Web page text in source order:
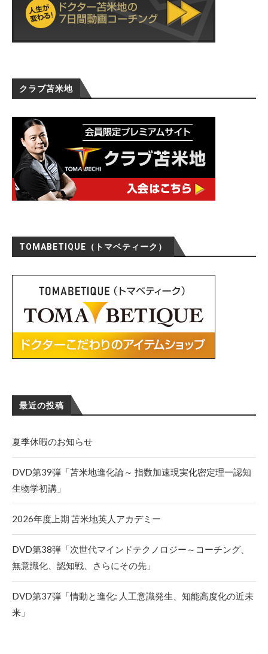
最近の投稿
夏季休暇のお知らせ
DVD第39弾「苫米地進化論～ 指数加速現実化密定理一認知
生物学初講」
2026年度上期 苫米地英人アカデミー
DVD第38弾「次世代マインドテクノロジー～コーチング、
無意識化、認知戦、さらにその先」
DVD第37弾「情動と進化: 人工意識発生、知能高度化の近未
来」
クラブ苫米地
TOMABETIQUE（トマベティーク）